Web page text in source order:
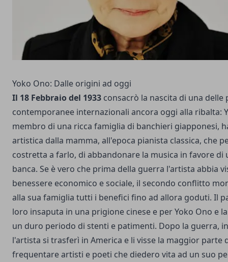
Yoko Ono: Dalle origini ad oggi
Il 18 Febbraio del 1933 consacrò la nascita di una
contemporanee internazionali ancora oggi alla ribalta:
membro di una ricca famiglia di banchieri giapponesi,
artistica dalla mamma, all'epoca pianista classica, che
costretta a farlo, di abbandonare la musica in favore di
banca. Se è vero che prima della guerra l'artista abbia
benessere economico e sociale, il secondo conflitto
alla sua famiglia tutti i benefici fino ad allora goduti. Il
loro insaputa in una prigione cinese e per Yoko Ono e
un duro periodo di stenti e patimenti. Dopo la guerra,
l'artista si trasferì in America e li visse la maggior parte
frequentare artisti e poeti che diedero vita ad un suo